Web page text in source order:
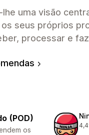
uma visão
seus próprios
processar e
(POD)
os
4,4
70